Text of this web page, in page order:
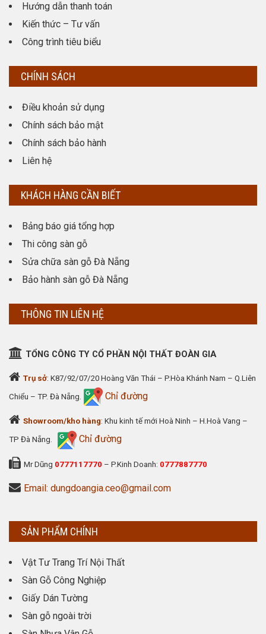
Hướng dẫn thanh toán
Kiến thức – Tư vấn
Công trình tiêu biểu
CHÍNH SÁCH
Điều khoản sử dụng
Chính sách bảo mật
Chính sách bảo hành
Liên hệ
KHÁCH HÀNG CẦN BIẾT
Bảng báo giá tổng hợp
Thi công sàn gỗ
Sửa chữa sàn gỗ Đà Nẵng
Bảo hành sàn gỗ Đà Nẵng
THÔNG TIN LIÊN HỆ
TỔNG CÔNG TY CỔ PHẦN NỘI THẤT ĐOÀN GIA
Trụ sở: K87/92/07/20 Hoàng Văn Thái – P.Hòa Khánh Nam – Q.Liên
Chiểu – TP. Đà Nẵng. Chỉ đường
Showroom/kho hàng: Khu kinh tế mới Hoà Ninh – H.Hoà Vang –
TP Đà Nẵng. Chỉ đường
Mr Dũng 0777117770 – P.Kinh Doanh: 0777887770
Email: dungdoangia.ceo@gmail.com
SẢN PHẨM CHÍNH
Vật Tư Trang Trí Nội Thất
Sàn Gỗ Công Nghiệp
Giấy Dán Tường
Sàn gỗ ngoài trời